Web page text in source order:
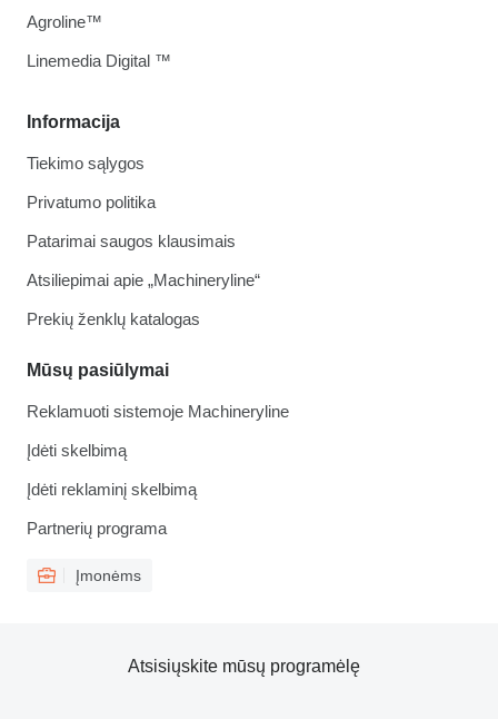
Informacija
Tiekimo sąlygos
Privatumo politika
Patarimai saugos klausimais
Atsiliepimai apie „Machineryline“
Prekių ženklų katalogas
Mūsų pasiūlymai
Reklamuoti sistemoje Machineryline
Įdėti skelbimą
Įdėti reklaminį skelbimą
Partnerių programa
Įmonėms
Agroline™
Linemedia Digital ™
Atsisiųskite mūsų programėlę